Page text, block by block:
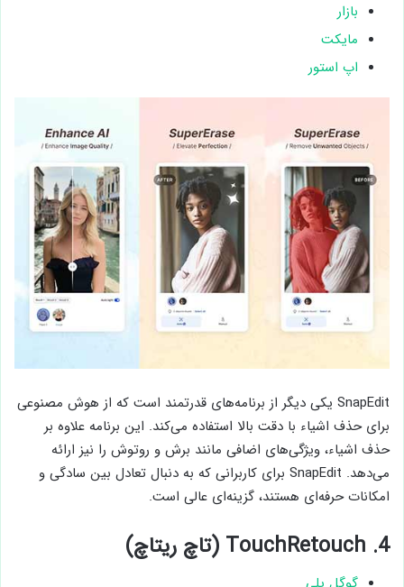
بازار
مایکت
اپ استور
SnapEdit یکی دیگر از برنامه‌های قدرتمند است که از هوش مصنوعی
برای حذف اشیاء با دقت بالا استفاده می‌کند. این برنامه علاوه بر
حذف اشیاء، ویژگی‌های اضافی مانند برش و روتوش را نیز ارائه
می‌دهد. SnapEdit برای کاربرانی که به دنبال تعادل بین سادگی و
امکانات حرفه‌ای هستند، گزینه‌ای عالی است.
4. TouchRetouch (تاچ ریتاچ)